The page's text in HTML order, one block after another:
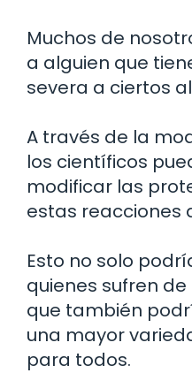
Muchos de
a alguien que
severa a ciertos
A través de la
los científicos
modificar las
estas reacciones
Esto no solo
quienes sufren
que también
una mayor
para todos.